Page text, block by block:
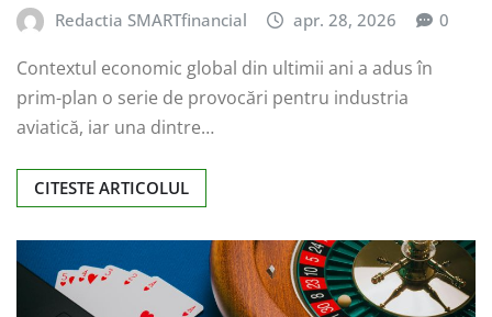
Redactia SMARTfinancial apr. 28, 2026 0
Contextul economic global din ultimii ani a adus în
prim-plan o serie de provocări pentru industria
aviatică, iar una dintre…
CITESTE ARTICOLUL